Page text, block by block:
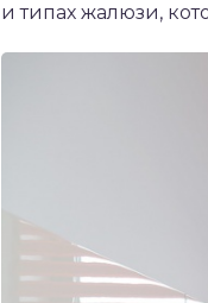
и типах жалюзи,